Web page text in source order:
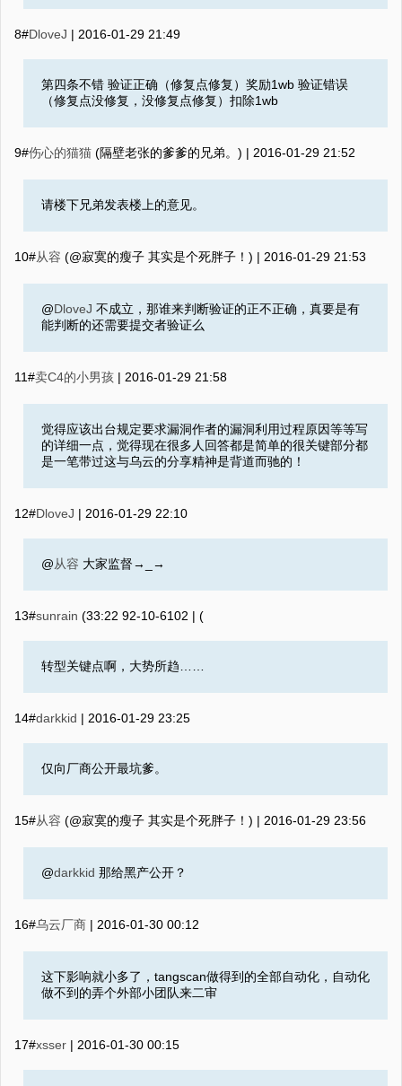
8#DloveJ | 2016-01-29 21:49
第四条不错 验证正确（修复点修复）奖励1wb 验证错误
（修复点没修复，没修复点修复）扣除1wb
9#伤心的猫猫 (隔壁老张的爹爹的兄弟。) | 2016-01-29 21:52
请楼下兄弟发表楼上的意见。
10#从容 (@寂寞的瘦子 其实是个死胖子！) | 2016-01-29 21:53
@DloveJ 不成立，那谁来判断验证的正不正确，真要是有
能判断的还需要提交者验证么
11#卖C4的小男孩 | 2016-01-29 21:58
觉得应该出台规定要求漏洞作者的漏洞利用过程原因等等写
的详细一点，觉得现在很多人回答都是简单的很关键部分都
是一笔带过这与乌云的分享精神是背道而驰的！
12#DloveJ | 2016-01-29 22:10
@从容 大家监督→_→
13#sunrain (‮ ) |
2016-01-29 22:33
转型关键点啊，大势所趋……
14#darkkid | 2016-01-29 23:25
仅向厂商公开最坑爹。
15#从容 (@寂寞的瘦子 其实是个死胖子！) | 2016-01-29 23:56
@darkkid 那给黑产公开？
16#乌云厂商 | 2016-01-30 00:12
这下影响就小多了，tangscan做得到的全部自动化，自动化
做不到的弄个外部小团队来二审
17#xsser | 2016-01-30 00:15